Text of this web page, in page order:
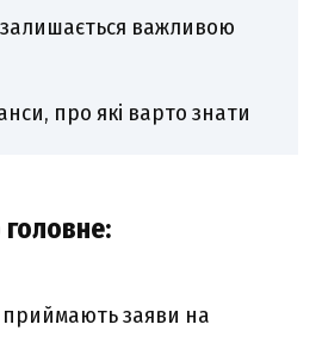
важливою
про які варто знати
заяви на